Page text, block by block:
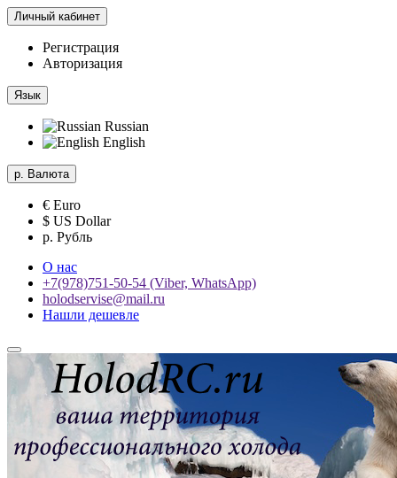
Личный кабинет
Регистрация
Авторизация
Язык
Russian
English
р. Валюта
€ Euro
$ US Dollar
р. Рубль
О нас
+7(978)751-50-54 (Viber, WhatsApp)
holodservise@mail.ru
Нашли дешевле